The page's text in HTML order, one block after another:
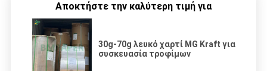
Αποκτήστε την καλύτερη τιμή για
30g-70g λευκό χαρτί MG Kraft για
συσκευασία τροφίμων